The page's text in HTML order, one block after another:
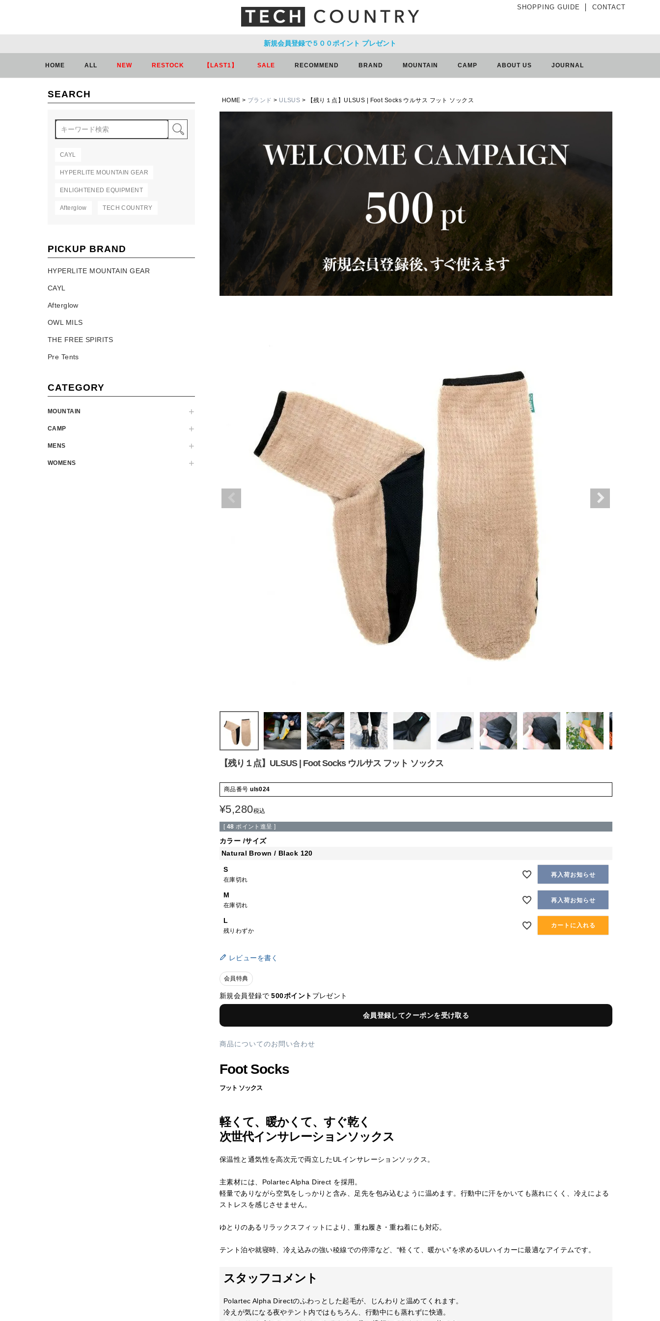
SHOPPING GUIDE CONTACT
新規会員登録で５００ポイント プレゼント
HOME ALL NEW RESTOCK 【LAST1】 SALE RECOMMEND BRAND MOUNTAIN CAMP ABOUT US JOURNAL
SEARCH
CAYL
HYPERLITE MOUNTAIN GEAR
ENLIGHTENED EQUIPMENT
Afterglow TECH COUNTRY
PICKUP BRAND
HYPERLITE MOUNTAIN GEAR
CAYL
Afterglow
OWL MILS
THE FREE SPIRITS
Pre Tents
CATEGORY
MOUNTAIN
CAMP
MENS
WOMENS
HOME ブランド ULSUS 【残り１点】ULSUS | Foot Socks ウルサス フット ソックス
【残り１点】ULSUS | Foot Socks ウルサス フット ソックス
商品番号 uls024
¥5,280税込
[ 48 ポイント進呈 ]
カラー サイズ
Natural Brown / Black 120
S
在庫切れ
再入荷お知らせ
M
在庫切れ
再入荷お知らせ
L
残りわずか
カートに入れる
レビューを書く
会員特典
新規会員登録で500ポイント プレゼント
会員登録してクーポンを受け取る
商品についてのお問い合わせ
Foot Socks
フット ソックス
軽くて、暖かくて、すぐ乾く
次世代インサレーションソックス
保温性と通気性を高次元で両立したULインサレーションソックス。
主素材には、Polartec Alpha Direct を採用。
軽量でありながら空気をしっかりと含み、足先を包み込むように温めます。行動中に汗をかいても蒸れにくく、冷えによる
ストレスを感じさせません。
ゆとりのあるリラックスフィットにより、重ね履き・重ね着にも対応。
テント泊や就寝時、冷え込みの強い稜線での停滞など、“軽くて、暖かい”を求めるULハイカーに最適なアイテムです。
スタッフコメント
Polartec Alpha Directのふわっとした起毛が、じんわりと温めてくれます。
冷えが気になる夜やテント内ではもちろん、行動中にも蒸れずに快適。